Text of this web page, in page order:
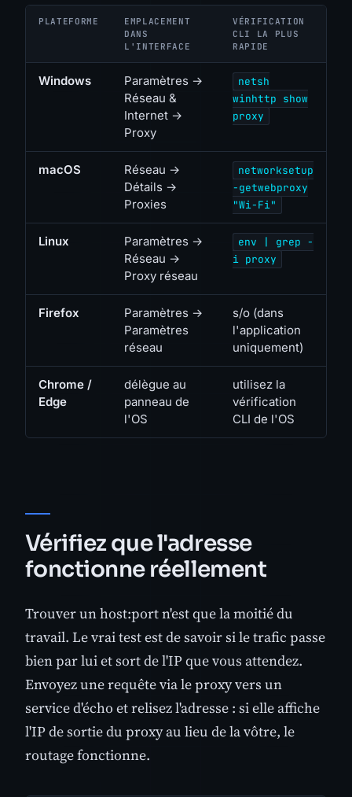
PLATEFORME
EMPLACEMENT
DANS
L'INTERFACE
VÉRIFICATION
CLI LA PLUS
RAPIDE
Windows
Paramètres →
Réseau &
Internet →
Proxy
netsh
winhttp show
proxy
macOS
Réseau →
Détails →
Proxies
networksetup
-getwebproxy
"Wi-Fi"
Linux
Paramètres →
Réseau →
Proxy réseau
env | grep -
i proxy
Firefox
Paramètres →
Paramètres
réseau
s/o (dans
l'application
uniquement)
Chrome /
Edge
délègue au
panneau de
l'OS
utilisez la
vérification
CLI de l'OS
Vérifiez que l'adresse
fonctionne réellement
Trouver un host:port n'est que la moitié du
travail. Le vrai test est de savoir si le trafic passe
bien par lui et sort de l'IP que vous attendez.
Envoyez une requête via le proxy vers un
service d'écho et relisez l'adresse : si elle affiche
l'IP de sortie du proxy au lieu de la vôtre, le
routage fonctionne.